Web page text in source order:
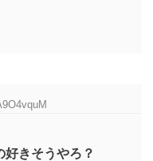
好きそうやろ？